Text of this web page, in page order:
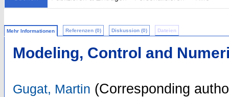
Mehr Informationen Referenzen (0) Diskussion (0) Dateien
Modeling, Control and
Gugat, Martin (Corresponding